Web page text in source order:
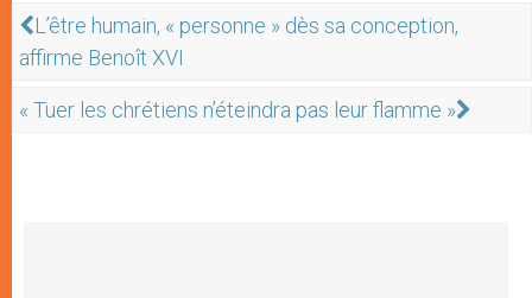
L’être humain, « personne » dès sa conception,
affirme Benoît XVI
« Tuer les chrétiens n’éteindra pas leur flamme »